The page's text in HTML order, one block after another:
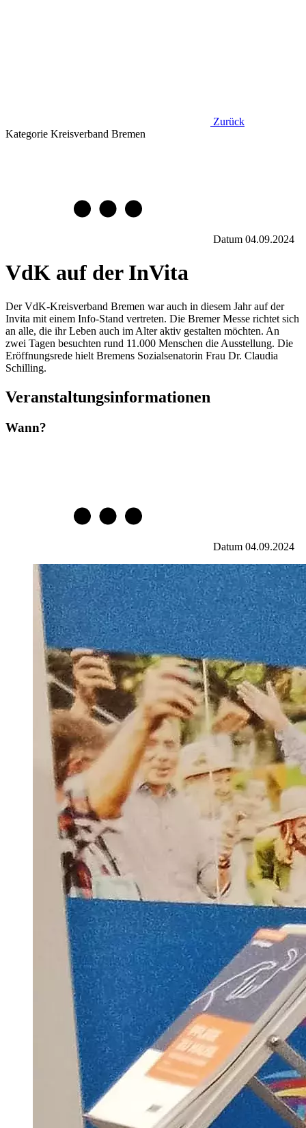
Zurück
Kategorie Kreisverband Bremen
Datum 04.09.2024
VdK auf der InVita
Der VdK-Kreisverband Bremen war auch in diesem Jahr auf der
Invita mit einem Info-Stand vertreten. Die Bremer Messe richtet sich
an alle, die ihr Leben auch im Alter aktiv gestalten möchten. An
zwei Tagen besuchten rund 11.000 Menschen die Ausstellung. Die
Eröffnungsrede hielt Bremens Sozialsenatorin Frau Dr. Claudia
Schilling.
Veranstaltungsinformationen
Wann?
Datum 04.09.2024